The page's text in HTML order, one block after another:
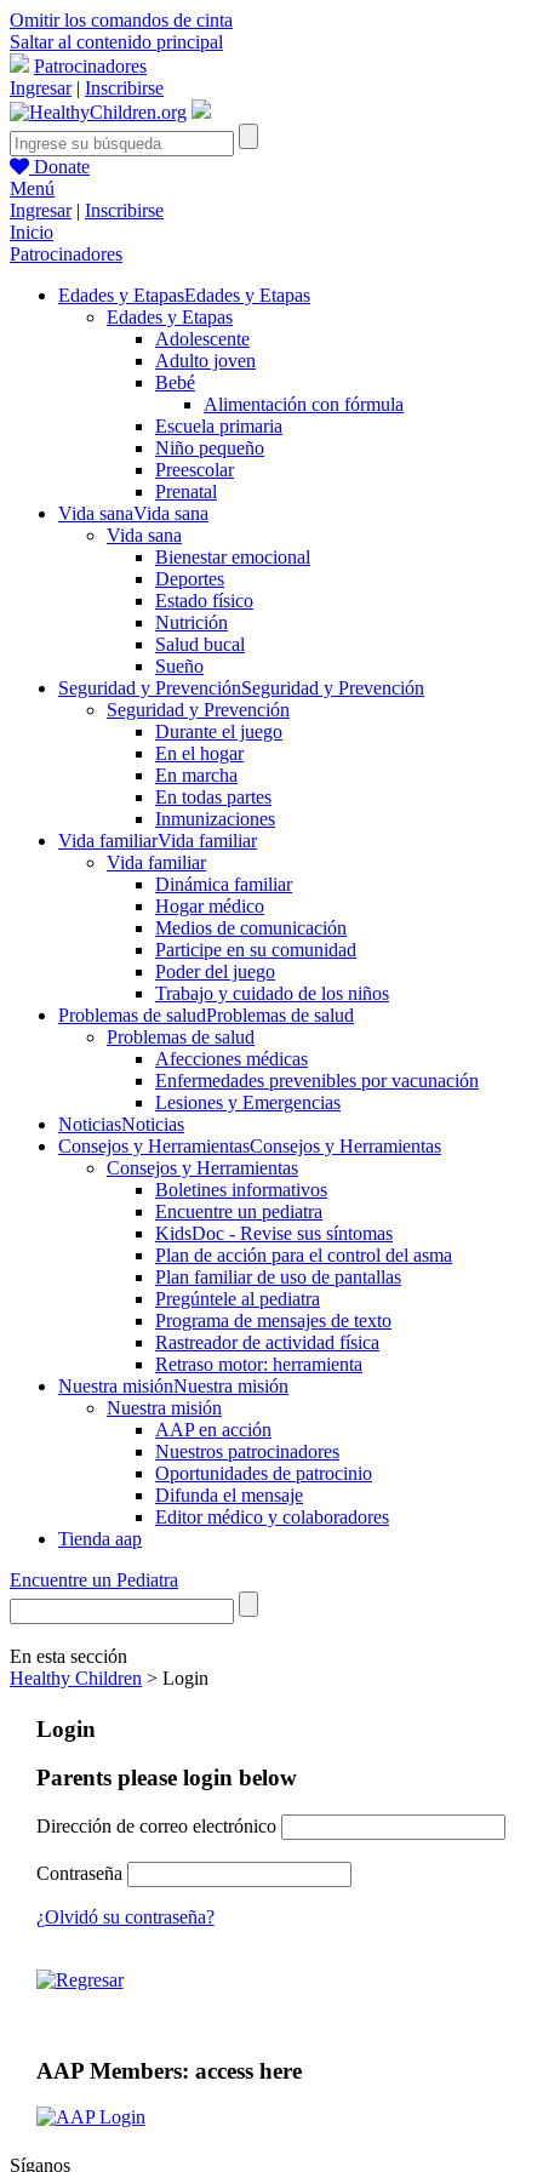
Omitir los comandos de cinta
Saltar al contenido principal
Patrocinadores
Ingresar| Inscribirse
Donate
Menú
Ingresar| Inscribirse
Inicio
Patrocinadores
Edades y EtapasEdades y Etapas
Edades y Etapas
Adolescente
Adulto joven
Bebé
Alimentación con fórmula
Escuela primaria
Niño pequeño
Preescolar
Prenatal
Vida sanaVida sana
Vida sana
Bienestar emocional
Deportes
Estado físico
Nutrición
Salud bucal
Sueño
Seguridad y PrevenciónSeguridad y Prevención
Seguridad y Prevención
Durante el juego
En el hogar
En marcha
En todas partes
Inmunizaciones
Vida familiarVida familiar
Vida familiar
Dinámica familiar
Hogar médico
Medios de comunicación
Participe en su comunidad
Poder del juego
Trabajo y cuidado de los niños
Problemas de saludProblemas de salud
Problemas de salud
Afecciones médicas
Enfermedades prevenibles por vacunación
Lesiones y Emergencias
NoticiasNoticias
Consejos y HerramientasConsejos y Herramientas
Consejos y Herramientas
Boletines informativos
Encuentre un pediatra
KidsDoc - Revise sus síntomas
Plan de acción para el control del asma
Plan familiar de uso de pantallas
Pregúntele al pediatra
Programa de mensajes de texto
Rastre​​ador de activida​d física
Retraso motor: herramienta
Nuestra misiónNuestra misión
Nuestra misión
AAP en acción
Nuestros patrocinadores
Oportunidades de patrocinio
Difunda el mensaje
Editor médico y colaboradores
Tienda aap
Encuentre un Pediatra
En esta sección
Healthy Children > Login
Login
Parents please login below
Dirección de correo electrónico
Contraseña
¿Olvidó su contraseña?
AAP Members: access here
Síganos